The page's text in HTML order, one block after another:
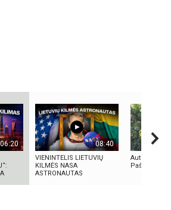
06:20 08:40
VIENINTELIS LIETUVIŲ
KILMĖS NASA
ASTRONAUTAS
Autorius
Paškevičius